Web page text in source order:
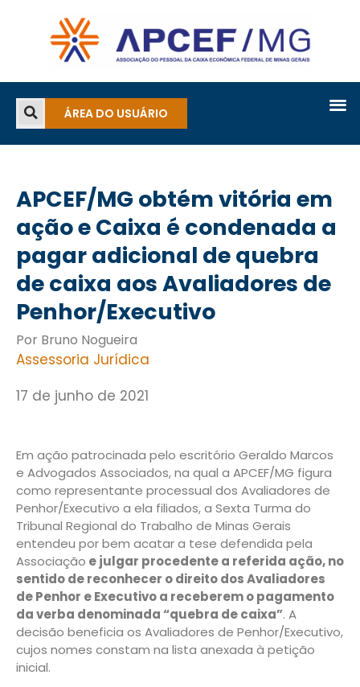
ÁREA DO USUÁRIO
APCEF/MG obtém vitória em
ação e Caixa é condenada a
pagar adicional de quebra
de caixa aos Avaliadores de
Penhor/Executivo
Por Bruno Nogueira
Assessoria Jurídica
17 de junho de 2021
Em ação patrocinada pelo escritório Geraldo Marcos
e Advogados Associados, na qual a APCEF/MG figura
como representante processual dos Avaliadores de
Penhor/Executivo a ela filiados, a Sexta Turma do
Tribunal Regional do Trabalho de Minas Gerais
entendeu por bem acatar a tese defendida pela
Associação e julgar procedente a referida ação, no
sentido de reconhecer o direito dos Avaliadores
de Penhor e Executivo a receberem o pagamento
da verba denominada “quebra de caixa”. A
decisão beneficia os Avaliadores de Penhor/Executivo,
cujos nomes constam na lista anexada à petição
inicial.